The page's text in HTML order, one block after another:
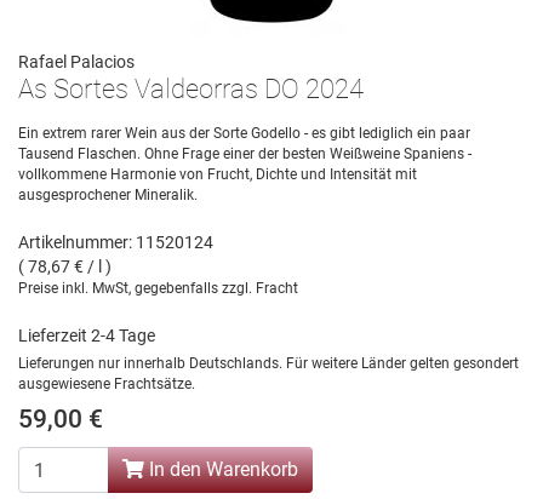
Rafael Palacios
As Sortes Valdeorras DO 2024
Ein extrem rarer Wein aus der Sorte Godello - es gibt lediglich ein paar
Tausend Flaschen. Ohne Frage einer der besten Weißweine Spaniens -
vollkommene Harmonie von Frucht, Dichte und Intensität mit
ausgesprochener Mineralik.
Artikelnummer: 11520124
( 78,67 € / l )
Preise inkl. MwSt, gegebenfalls zzgl. Fracht
Lieferzeit 2-4 Tage
Lieferungen nur innerhalb Deutschlands. Für weitere Länder gelten gesondert
ausgewiesene Frachtsätze.
59,00 €
In den Warenkorb